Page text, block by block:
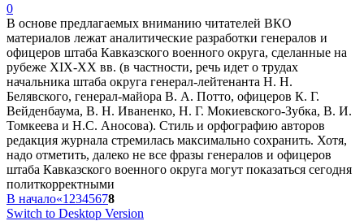
0
В основе предлагаемых вниманию читателей ВКО
материалов лежат аналитические разработки генералов и
офицеров штаба Кавказского военного округа, сделанные на
рубеже XIX-XX вв. (в частности, речь идет о трудах
начальника штаба округа генерал-лейтенанта Н. Н.
Белявского, генерал-майора В. А. Потто, офицеров К. Г.
Вейденбаума, В. Н. Иваненко, Н. Г. Мокиевского-Зубка, В. И.
Томкеева и Н.С. Аносова). Стиль и орфографию авторов
редакция журнала стремилась максимально сохранить. Хотя,
надо отметить, далеко не все фразы генералов и офицеров
штаба Кавказского военного округа могут показаться сегодня
политкорректными
В начало«1 2345678
Switch to Desktop Version